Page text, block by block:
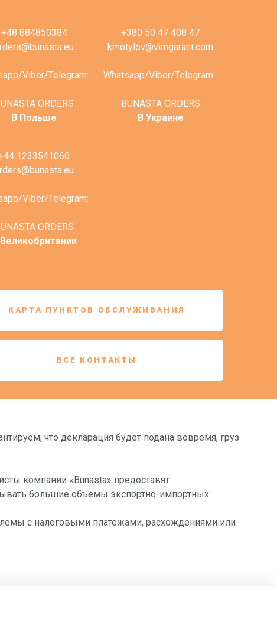
+48 884850384
Viber/Telegram:
ORDERS
В Польше
+380 50 47 408 47
kmotylov@vimgarant.com
Whatsapp/Viber/Telegram:
BUNASTA ORDERS
В Украине
1233541060
Viber/Telegram:
ORDERS
КАРТА ПУНКТОВ ОБСЛУЖИВАНИЯ
ВСЕ КОНТАКТЫ
что декларация будет подана вовремя, груз
компании «Bunasta» предоставят
большие объемы экспортно-импортных
с налоговыми платежами, расхождениями или